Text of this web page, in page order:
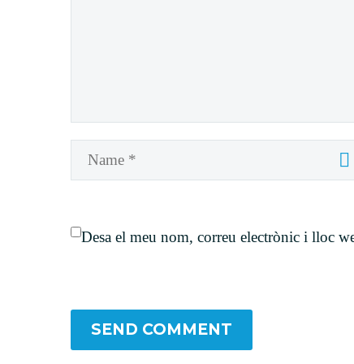
Desa el meu nom, correu electrònic i lloc
SEND COMMENT